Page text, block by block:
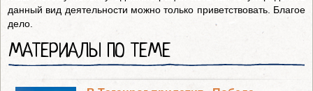
данный вид деятельности можно только приветствовать. Благое
дело.
МАТЕРИАЛЫ ПО ТЕМЕ